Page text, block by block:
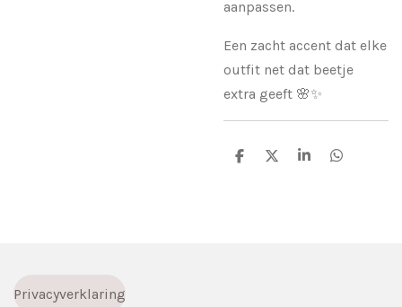
aanpassen.
Een zacht accent dat elke
outfit net dat beetje
extra geeft 🌸✨
D
D
S
D
Privacyverklaring